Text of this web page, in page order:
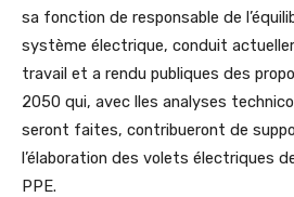
sa fonction de responsable de
système électrique, conduit
travail et a rendu publiques des
2050 qui, avec lles analyses
seront faites, contribueront de
l’élaboration des volets électriques
PPE.